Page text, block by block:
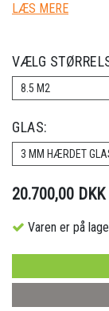
LÆS MERE
VÆLG
8.5 M2
GLAS:
3 MM HÆRDET
20.700,00 DKK
Varen er på